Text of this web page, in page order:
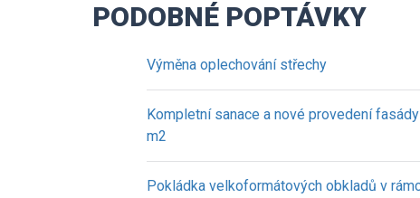
PODOBNÉ POPTÁVKY
Výměna oplechování střechy
Kompletní sanace a nové provedení
m2
Pokládka velkoformátových obkladů v